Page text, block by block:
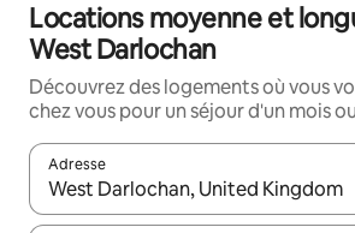
Locations moyenne et
West Darlochan
Découvrez des logements où vous
chez vous pour un séjour d'un mois
Adresse
Lorsque les résultats s'affichent,